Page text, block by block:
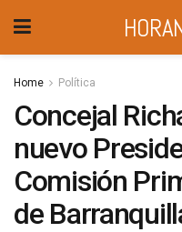
Home Política
Concejal
nuevo
Comisión
de